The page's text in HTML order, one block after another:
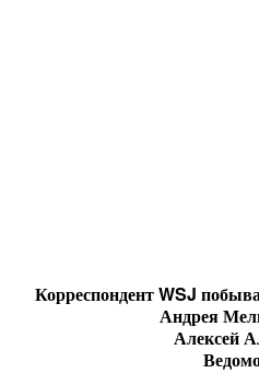
Корреспондент WSJ
Андрея
Алексей